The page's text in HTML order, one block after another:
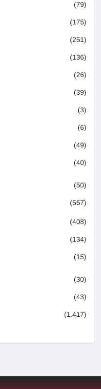
(79)
(175)
(251)
(136)
(26)
(39)
(3)
(6)
(49)
(40)
(50)
(567)
(408)
(134)
(15)
(30)
(43)
(1.417)